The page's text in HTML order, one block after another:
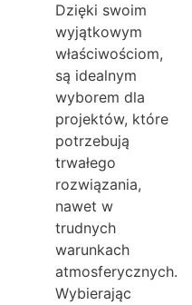
Dzięki swoim
wyjątkowym
właściwościom,
są idealnym
wyborem dla
projektów, które
potrzebują
trwałego
rozwiązania,
nawet w
trudnych
warunkach
atmosferycznych.
Wybierając